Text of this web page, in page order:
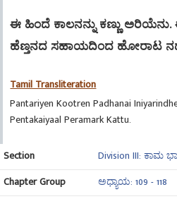
ಈ ಹಿಂದೆ ಕಾಲನನ್ನು ಕಣ್ಣು
ಹೆಣ್ತನದ ಸಹಾಯದಿಂದ ಹೋರಾಟ
Tamil Transliteration
Pantariyen Kootren Padhanai
Pentakaiyaal Peramark Kattu.
Section
Division III: ಕಾಮ
Chapter Group
ಅಧ್ಯಾಯ: 109 - 118